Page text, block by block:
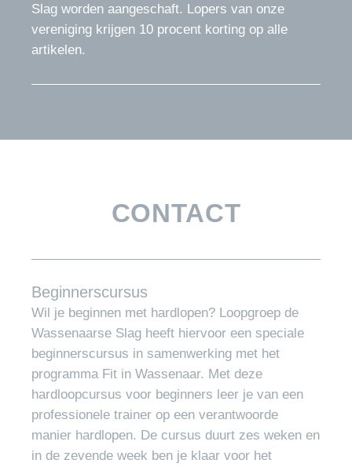
Slag worden aangeschaft. Lopers van onze
vereniging krijgen 10 procent korting op alle
artikelen.
CONTACT
Beginnerscursus
Wil je beginnen met hardlopen? Loopgroep de
Wassenaarse Slag heeft hiervoor een speciale
beginnerscursus in samenwerking met het
programma Fit in Wassenaar. Met deze
hardloopcursus voor beginners leer je van een
professionele trainer op een verantwoorde
manier hardlopen. De cursus duurt zes weken en
in de zevende week ben je klaar voor het